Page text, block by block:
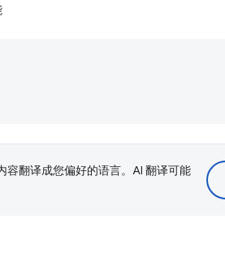
容翻译成您偏好的语言。AI 翻译可能